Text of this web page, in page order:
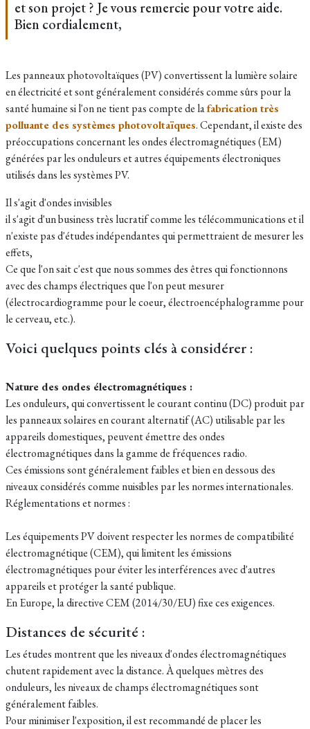
et son projet ? Je vous remercie pour votre aide.
Bien cordialement,
Les panneaux photovoltaïques (PV) convertissent la lumière solaire
en électricité et sont généralement considérés comme sûrs pour la
santé humaine si l'on ne tient pas compte de lafabrication très
polluante des systèmes photovoltaïques. Cependant, il existe des
préoccupations concernant les ondes électromagnétiques (EM)
générées par les onduleurs et autres équipements électroniques
utilisés dans les systèmes PV.
Il s'agit d'ondes invisibles
il s'agit d'un business très lucratif comme les télécommunicationset il
n'existe pas d'études indépendantes qui permettraient de mesurer les
effets,
Ce que l'on sait c'est que nous sommes des êtres qui fonctionnons
avec des champs électriques que l'on peut mesurer
(électrocardiogramme pour le coeur, électroencéphalogramme pour
le cerveau, etc.).
Voici quelques points clés à considérer :
Nature des ondes électromagnétiques :
Les onduleurs, qui convertissent le courant continu (DC) produit par
les panneaux solaires en courant alternatif (AC) utilisable par les
appareils domestiques, peuvent émettre des ondes
électromagnétiques dans la gamme de fréquences radio.
Ces émissions sont généralement faibles et bien en dessous des
niveaux considérés comme nuisibles par les normes internationales.
Réglementations et normes :
Les équipements PV doivent respecter les normes de compatibilité
électromagnétique (CEM), qui limitent les émissions
électromagnétiques pour éviter les interférences avec d'autres
appareils et protéger la santé publique.
En Europe, la directive CEM (2014/30/EU) fixe ces exigences.
Distances de sécurité :
Les études montrent que les niveaux d'ondes électromagnétiques
chutent rapidement avec la distance. À quelques mètres des
onduleurs, les niveaux de champs électromagnétiques sont
généralement faibles.
Pour minimiser l'exposition, il est recommandé de placer les